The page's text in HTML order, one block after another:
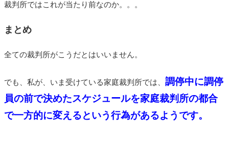
裁判所ではこれが当たり前なのか。。。
まとめ
全ての裁判所がこうだとはいいません。
でも、私が、いま受けている家庭裁判所では、 調停中に調停
員の前で決めたスケジュールを家庭裁判所の都合
で一方的に変えるという行為があるようです。